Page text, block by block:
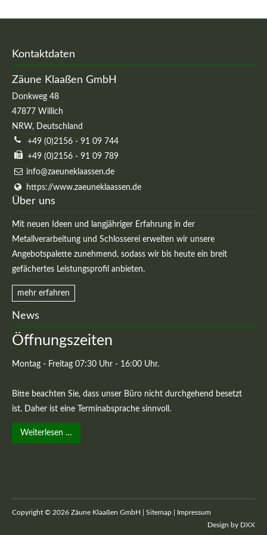
Kontaktdaten
Zäune Klaaßen GmbH
Donkweg 48
47877 Willich
NRW,
Deutschland
+49 (0)2156 - 91 09 744
+49 (0)2156 - 91 09 789
info@zaeuneklaassen.de
https://www.zaeuneklaassen.de
Über uns
Mit neuen Ideen und langjähriger Erfahrung in der
Metallverarbeitung und Schlosserei erweiten wir unsere
Angebotspalette zunehmend, sodass wir bis heute ein breit
gefächertes Leistungsprofil anbieten.
mehr erfahren
News
Öffnungszeiten
Montag - Freitag 07:30 Uhr - 16:00 Uhr.
Bitte beachten Sie, dass unser Büro nicht durchgehend besetzt
ist. Daher ist eine Terminabsprache sinnvoll.
Weiterlesen …
Copyright © 2026 Zäune Klaaßen GmbH |Sitemap
Impressum
Design by DXX